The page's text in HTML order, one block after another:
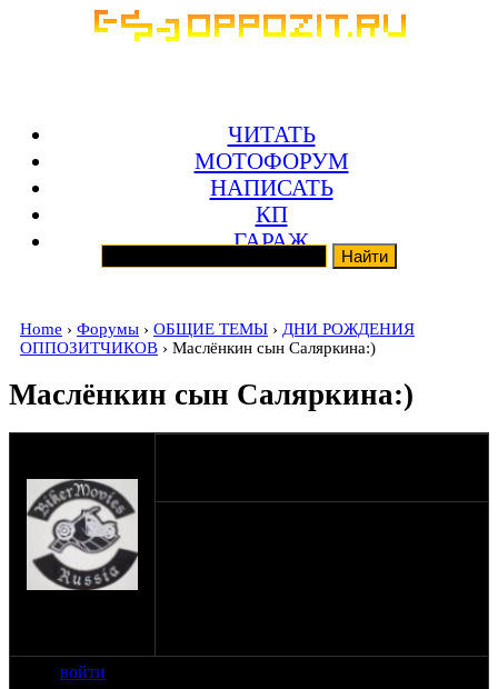
ЧИТАТЬ
МОТОФОРУМ
НАПИСАТЬ
КП
ГАРАЖ
Home › Форумы › ОБЩИЕ ТЕМЫ › ДНИ РОЖДЕНИЯ
ОППОЗИТЧИКОВ › Маслёнкин сын Саляркина:)
Маслёнкин сын Саляркина:)
войти